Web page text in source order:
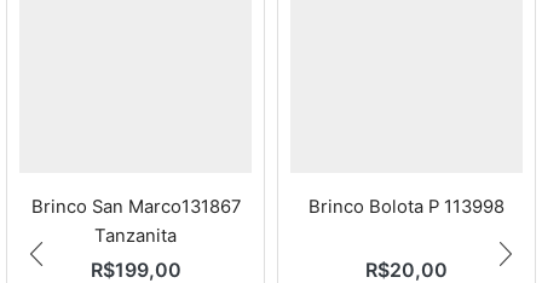
Brinco San Marco131867
Tanzanita
R$199,00
Brinco Bolota P 113998
R$20,00